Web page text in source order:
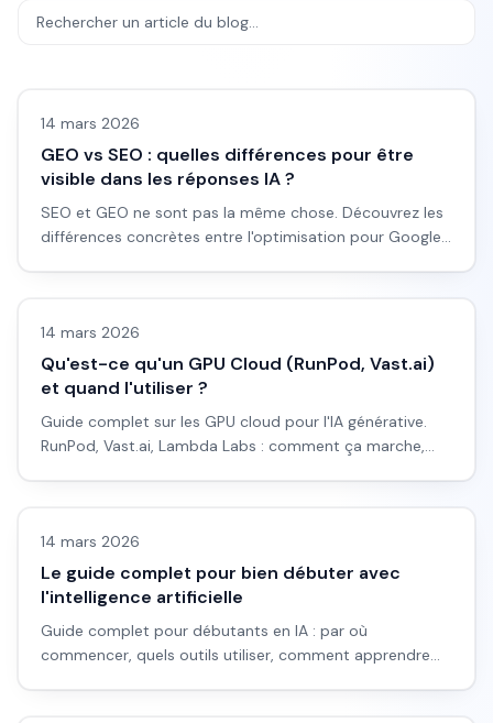
14 mars 2026
GEO vs SEO : quelles différences pour être
visible dans les réponses IA ?
SEO et GEO ne sont pas la même chose. Découvrez les
différences concrètes entre l'optimisation pour Google
LLM & fondamentaux IA
14 mars 2026
Qu'est-ce qu'un GPU Cloud (RunPod, Vast.ai)
et quand l'utiliser ?
Guide complet sur les GPU cloud pour l'IA générative.
RunPod, Vast.ai, Lambda Labs : comment ça marche,
LLM & fondamentaux IA
14 mars 2026
Le guide complet pour bien débuter avec
l'intelligence artificielle
Guide complet pour débutants en IA : par où
commencer, quels outils utiliser, comment apprendre
Images IA